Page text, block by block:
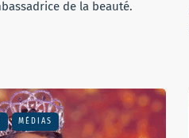
de la beauté.
MÉDIAS